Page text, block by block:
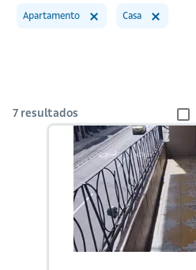
Apartamento Casa
7 resultados